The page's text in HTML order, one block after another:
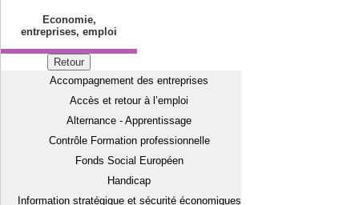
Economie,
entreprises, emploi
Retour
Accompagnement des entreprises
Accès et retour à l’emploi
Alternance - Apprentissage
Contrôle Formation professionnelle
Fonds Social Européen
Handicap
Information stratégique et sécurité économiques